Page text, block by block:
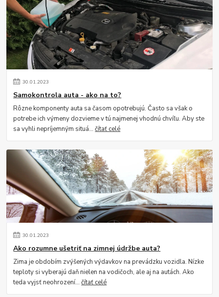
30.01.2023
Samokontrola auta - ako na to?
Rôzne komponenty auta sa časom opotrebujú. Často sa však o
potrebe ich výmeny dozvieme v tú najmenej vhodnú chvíľu. Aby ste
sa vyhli nepríjemným situá...čítať celé
30.01.2023
Ako rozumne ušetriť na zimnej údržbe auta?
Zima je obdobím zvýšených výdavkov na prevádzku vozidla. Nízke
teploty si vyberajú daň nielen na vodičoch, ale aj na autách. Ako
teda vyjsť neohrození...čítať celé